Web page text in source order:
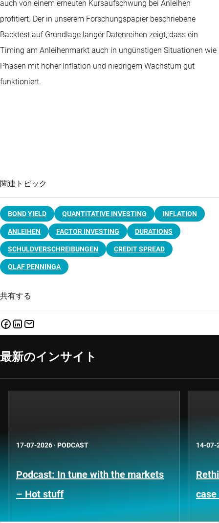
auch von einem erneuten Kursaufschwung bei Anleihen
profitiert. Der in unserem Forschungspapier beschriebene
Backtest auf Grundlage langer Datenreihen zeigt, dass ein
Timing am Anleihenmarkt auch in ungünstigen Situationen wie
Phasen mit hoher Inflation und niedrigem Wachstum gut
funktioniert.
関連トピック
BOND YIELD QUANTITATIVE INVESTING INFLATION
ANLEIHEN FACTOR INVESTING DURATIONS
SCHULDVERSCHREIBUNGEN CREDIT SPREAD
OLAF PENNINGA
共有する
最新のインサイト
17-07-2026 · PODCAST
Podcast: In tune with the markets
– Hot stuff
14-07-